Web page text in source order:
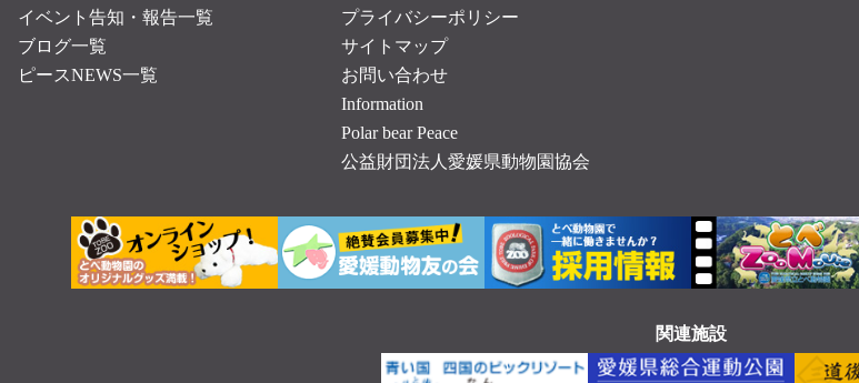
イベント告知・報告一覧
ブログ一覧
ピースNEWS一覧
プライバシーポリシー
サイトマップ
お問い合わせ
Information
Polar bear Peace
公益財団法人愛媛県動物園協会
関連施設